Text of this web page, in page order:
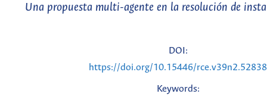
Una propuesta multi-agente en la resolución de
DOI:
https://doi.org/10.15446/rce.v39n2.52838
Keywords: